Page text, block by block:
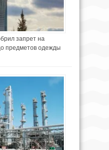
запрет на
предметов одежды